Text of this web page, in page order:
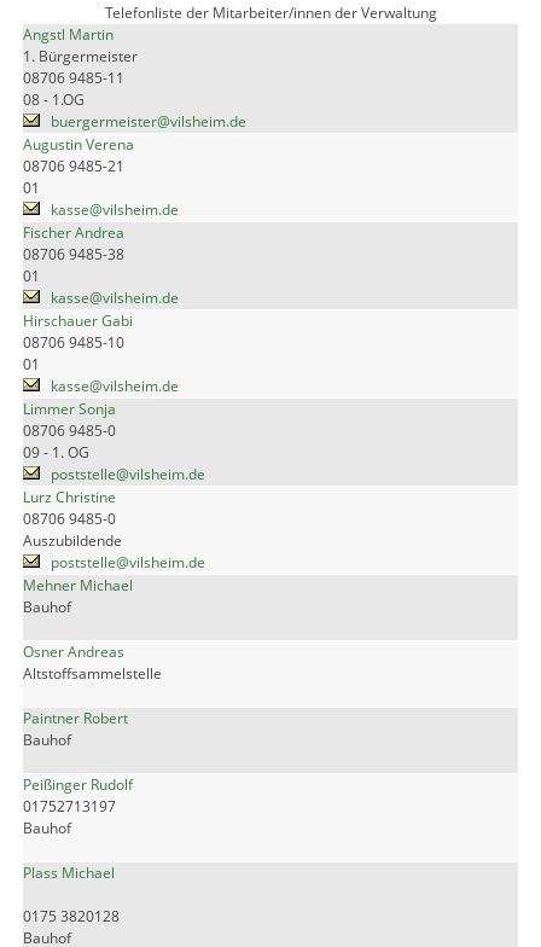
Telefonliste der Mitarbeiter/innen der Verwaltung
Angstl Martin
1. Bürgermeister
08706 9485-11
08 - 1.OG
buergermeister@vilsheim.de
Augustin Verena
08706 9485-21
01
kasse@vilsheim.de
Fischer Andrea
08706 9485-38
01
kasse@vilsheim.de
Hirschauer Gabi
08706 9485-10
01
kasse@vilsheim.de
Limmer Sonja
08706 9485-0
09 - 1. OG
poststelle@vilsheim.de
Lurz Christine
08706 9485-0
Auszubildende
poststelle@vilsheim.de
Mehner Michael
Bauhof
Osner Andreas
Altstoffsammelstelle
Paintner Robert
Bauhof
Peißinger Rudolf
01752713197
Bauhof
Plass Michael
0175 3820128
Bauhof